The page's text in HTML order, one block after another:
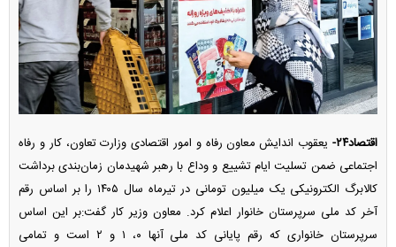
اقتصاد۲۴-
یعقوب اندایش معاون رفاه و امور اقتصادی وزارت تعاون، کار و رفاه
اجتماعی ضمن تسلیت ایام تشییع و وداع با رهبر شهیدمان زمان‌بندی برداشت
کالابرگ الکترونیکی یک میلیون تومانی در تیرماه سال ۱۴۰۵ را بر اساس رقم
آخر کد ملی سرپرستان خانوار اعلام کرد. معاون وزیر کار گفت:بر این اساس
سرپرستان خانواری که رقم پایانی کد ملی آنها ۰، ۱ و ۲ است و تمامی